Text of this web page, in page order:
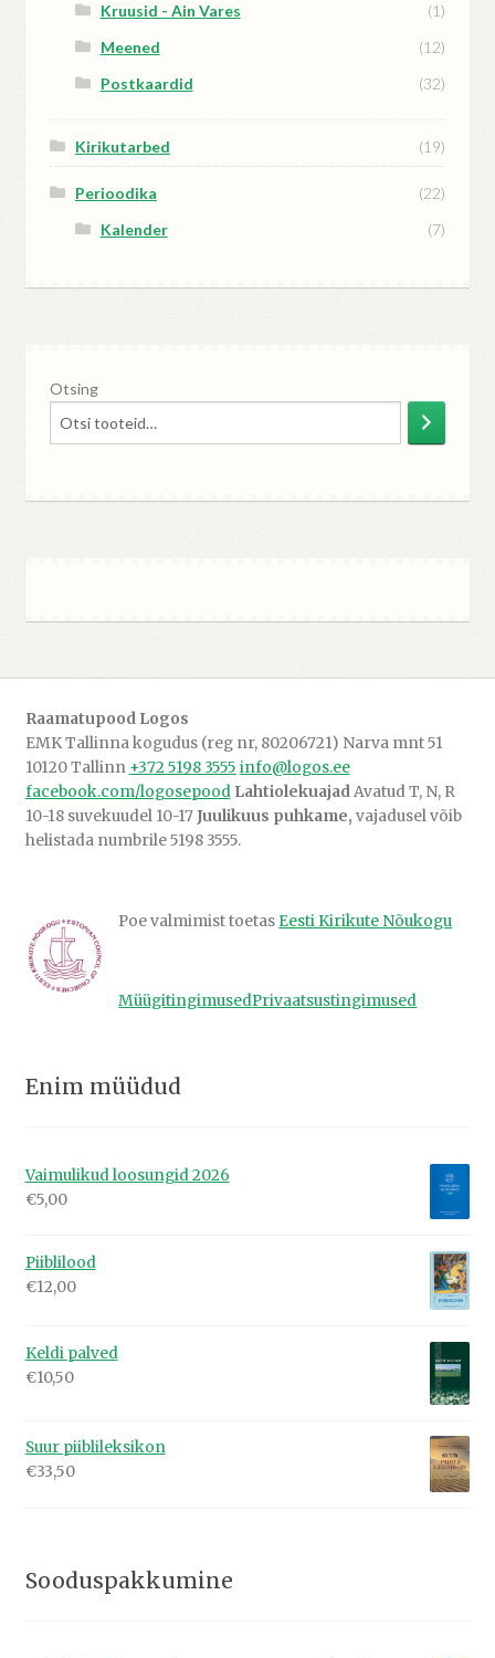
Kruusid - Ain Vares
(1)
Meened
(12)
Postkaardid
(32)
Kirikutarbed (19)
Perioodika
(22)
Kalender
(7)
Otsing
Raamatupood Logos
EMK Tallinna kogudus (reg nr, 80206721) Narva mnt 51
10120 Tallinn +372 5198 3555 info@logos.ee
facebook.com/logosepoodLahtiolekuajadAvatud T, N, R
10-18 suvekuudel 10-17Juulikuus puhkame, vajadusel võib
helistada numbrile 5198 3555.
Poe valmimist toetas Eesti Kirikute Nõukogu
MüügitingimusedPrivaatsustingimused
Enim müüdud
Vaimulikud loosungid 2026
€5,00
Piiblilood
€12,00
Keldi palved
€10,50
Suur piiblileksikon
€33,50
Sooduspakkumine